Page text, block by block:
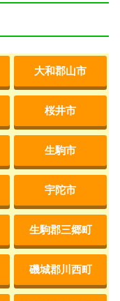
大和郡山市
桜井市
生駒市
宇陀市
生駒郡三郷町
磯城郡川西町